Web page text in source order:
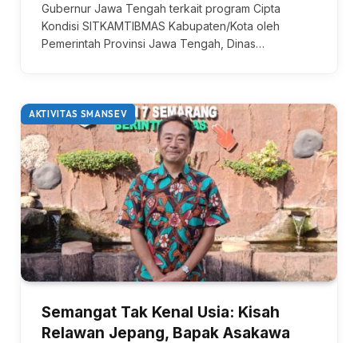
Gubernur Jawa Tengah terkait program Cipta
Kondisi SITKAMTIBMAS Kabupaten/Kota oleh
Pemerintah Provinsi Jawa Tengah, Dinas…
AKTIVITAS SMANSEV
Semangat Tak Kenal Usia: Kisah
Relawan Jepang, Bapak Asakawa